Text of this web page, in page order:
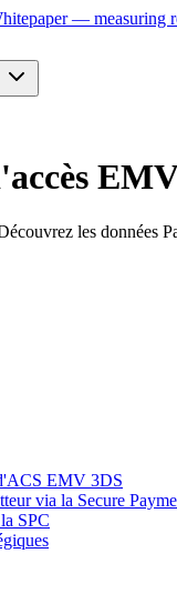
— measuring
les données
EMV 3DS
via la Secure
SPC